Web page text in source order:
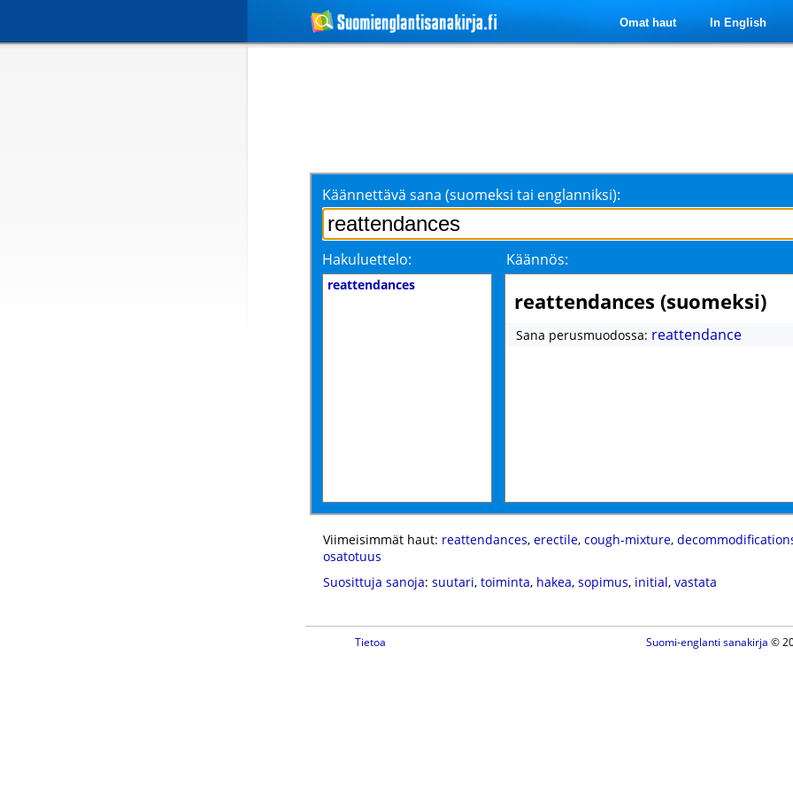
Omat haut In English
Käännettävä sana (suomeksi tai englanniksi):
Hakuluettelo: Käännös:
reattendances
reattendances (suomeksi)
Sana perusmuodossa: reattendance
Viimeisimmät haut: reattendances, erectile, cough-mixture,
osatotuus
Suosittuja sanoja: suutari, toiminta, hakea, sopimus, initial, vastata
Tietoa Suomi-englanti sanakirja ©